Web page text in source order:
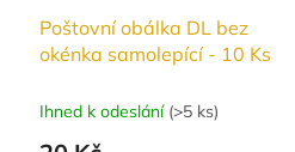
Poštovní obálka DL bez
okénka samolepící - 10 Ks
Ihned k odeslání (>5 ks)